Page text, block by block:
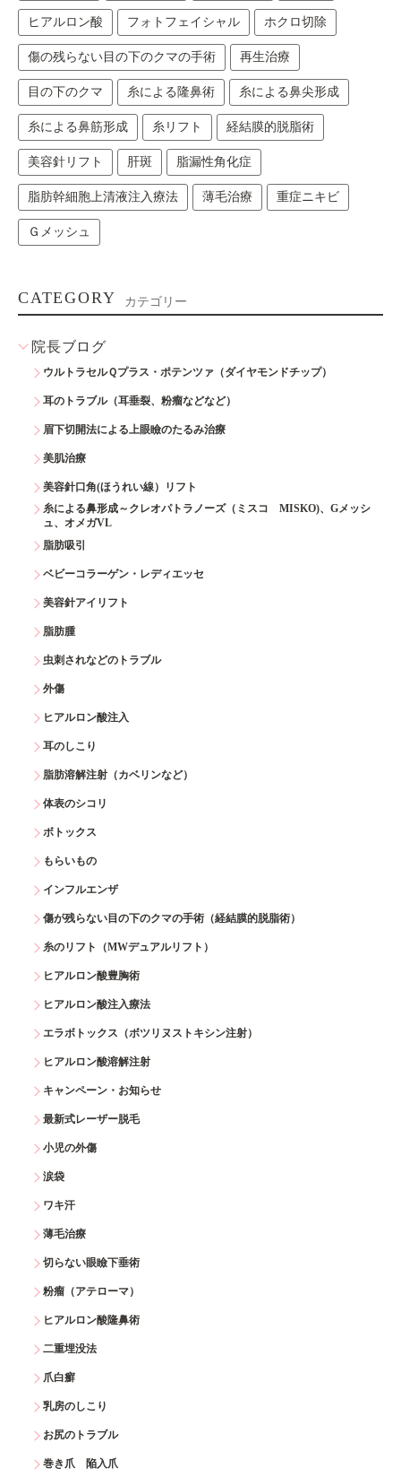
ヒアルロン酸 フォトフェイシャル ホクロ切除
傷の残らない目の下のクマの手術 再生治療
目の下のクマ 糸による隆鼻術 糸による鼻尖形成
糸による鼻筋形成 糸リフト 経結膜的脱脂術
美容針リフト 肝斑 脂漏性角化症
脂肪幹細胞上清液注入療法 薄毛治療 重症ニキビ
Ｇメッシュ
CATEGORY カテゴリー
院長ブログ
ウルトラセルＱプラス・ポテンツァ（ダイヤモンドチップ）
耳のトラブル（耳垂裂、粉瘤などなど）
眉下切開法による上眼瞼のたるみ治療
美肌治療
美容針口角(ほうれい線）リフト
糸による鼻形成～クレオパトラノーズ（ミスコ MISKO)、Gメッシ
ュ、オメガVL
脂肪吸引
ベビーコラーゲン・レディエッセ
美容針アイリフト
脂肪腫
虫刺されなどのトラブル
外傷
ヒアルロン酸注入
耳のしこり
脂肪溶解注射（カベリンなど）
体表のシコリ
ボトックス
もらいもの
インフルエンザ
傷が残らない目の下のクマの手術（経結膜的脱脂術）
糸のリフト（MWデュアルリフト）
ヒアルロン酸豊胸術
ヒアルロン酸注入療法
エラボトックス（ボツリヌストキシン注射）
ヒアルロン酸溶解注射
キャンペーン・お知らせ
最新式レーザー脱毛
小児の外傷
涙袋
ワキ汗
薄毛治療
切らない眼瞼下垂術
粉瘤（アテローマ）
ヒアルロン酸隆鼻術
二重埋没法
爪白癬
乳房のしこり
お尻のトラブル
巻き爪 陥入爪